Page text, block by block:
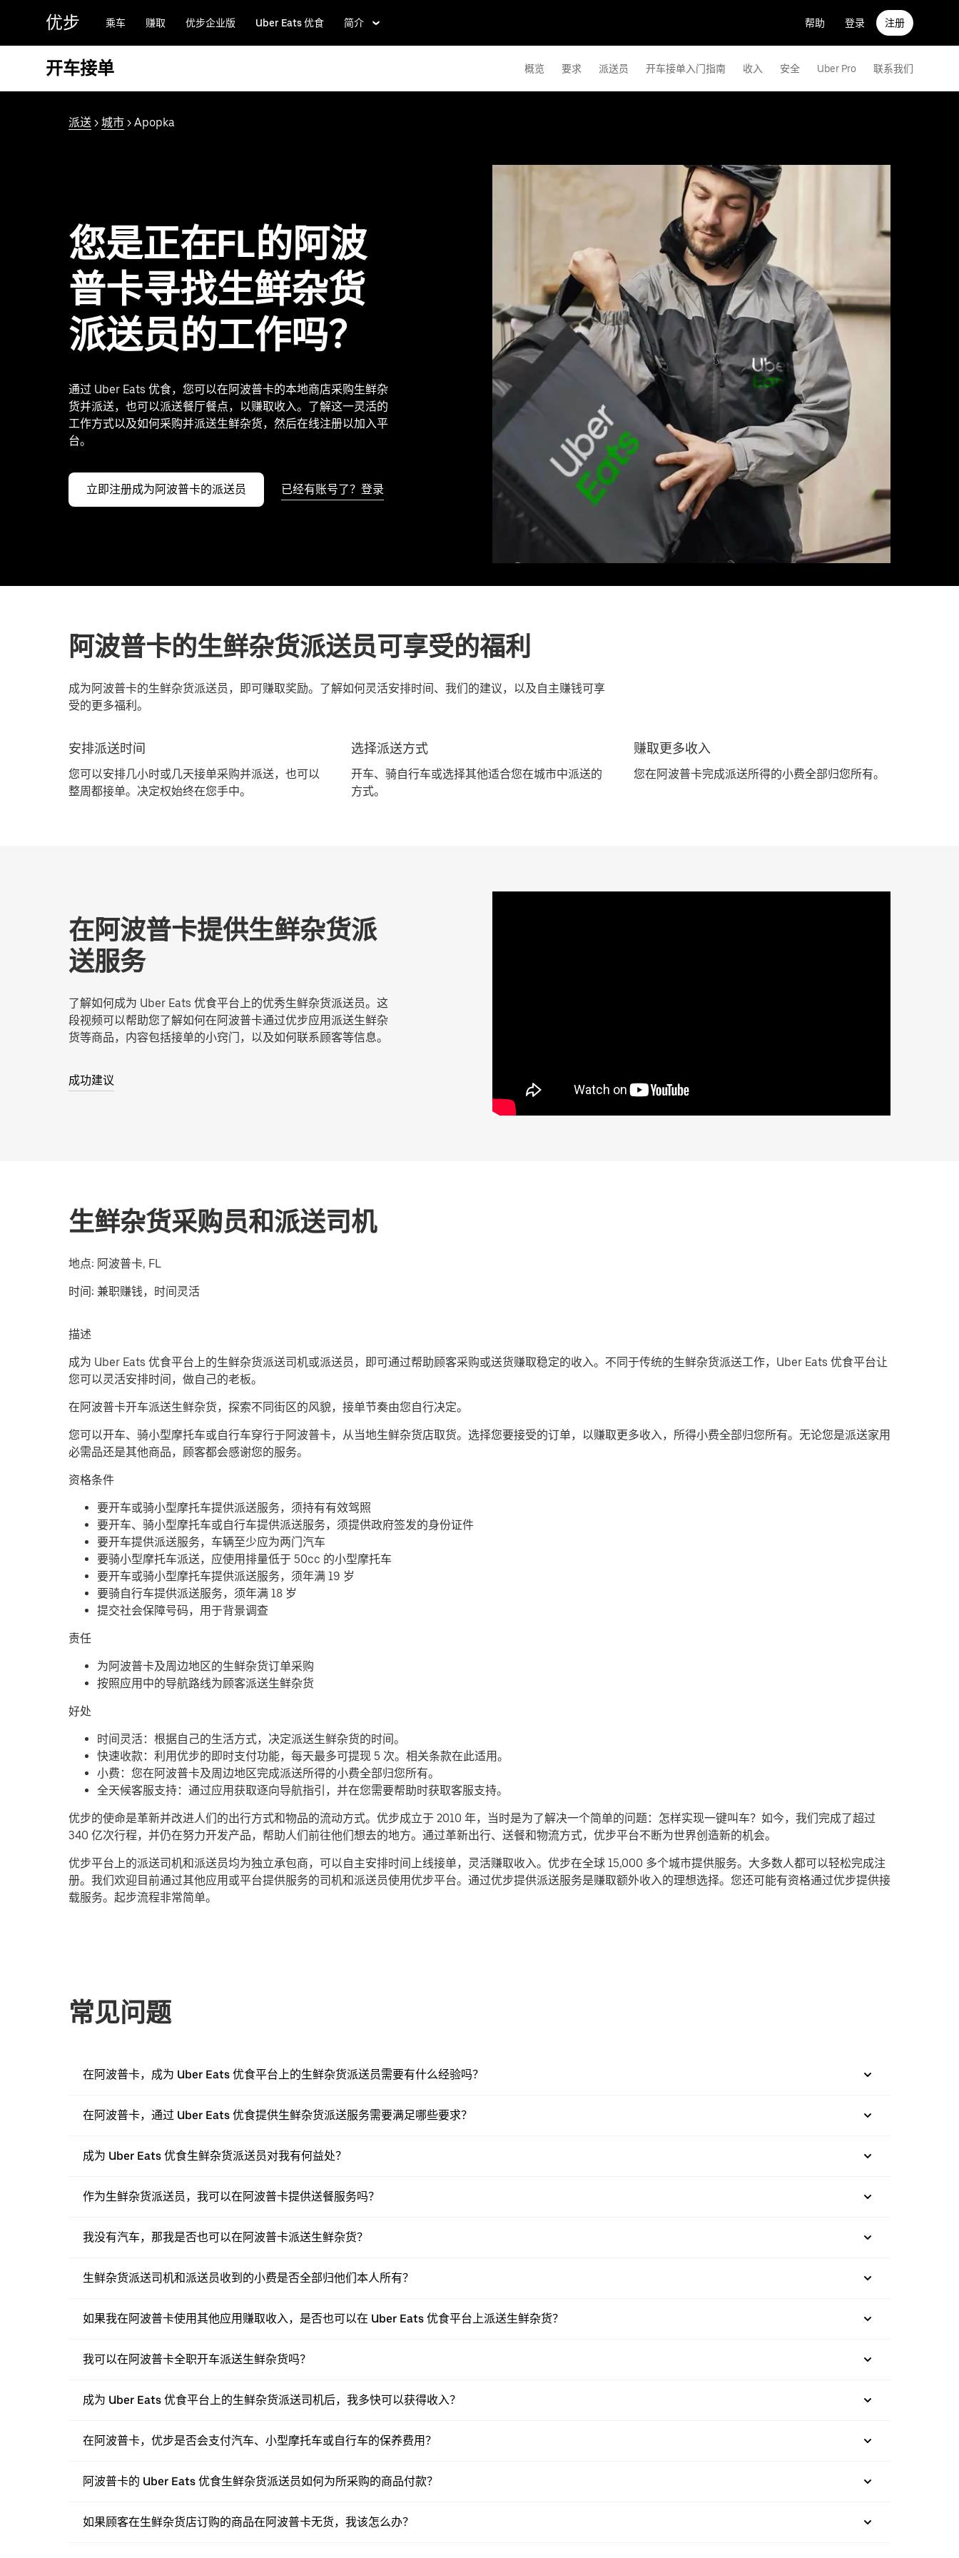
容
优步 乘车 赚取 优步企业版 Uber Eats 优食 简介 帮助 登录 注册
开车接单 概览 要求 派送员 开车接单入门指南 收入 安全 Uber Pro 联系我们
派送 > 城市 > Apopka
您是正在FL的阿波
普卡寻找生鲜杂货
派送员的工作吗？
通过 Uber Eats 优食，您可以在阿波普卡的本地商店采购生鲜杂
货并派送，也可以派送餐厅餐点，以赚取收入。了解这一灵活的
工作方式以及如何采购并派送生鲜杂货，然后在线注册以加入平
台。
立即注册成为阿波普卡的派送员 已经有账号了？登录
阿波普卡的生鲜杂货派送员可享受的福利
成为阿波普卡的生鲜杂货派送员，即可赚取奖励。了解如何灵活安排时间、我们的建议，以及自主赚钱可享
受的更多福利。
安排派送时间
您可以安排几小时或几天接单采购并派送，也可以
整周都接单。决定权始终在您手中。
选择派送方式
开车、骑自行车或选择其他适合您在城市中派送的
方式。
赚取更多收入
您在阿波普卡完成派送所得的小费全部归您所有。
在阿波普卡提供生鲜杂货派
送服务
了解如何成为 Uber Eats 优食平台上的优秀生鲜杂货派送员。这
段视频可以帮助您了解如何在阿波普卡通过优步应用派送生鲜杂
货等商品，内容包括接单的小窍门，以及如何联系顾客等信息。
成功建议
生鲜杂货采购员和派送司机
地点: 阿波普卡, FL
时间: 兼职赚钱，时间灵活
描述
成为 Uber Eats 优食平台上的生鲜杂货派送司机或派送员，即可通过帮助顾客采购或送货赚取稳定的收入。不同于传统的生鲜杂货派送工作，Uber Eats 优食平台让
您可以灵活安排时间，做自己的老板。
在阿波普卡开车派送生鲜杂货，探索不同街区的风貌，接单节奏由您自行决定。
您可以开车、骑小型摩托车或自行车穿行于阿波普卡，从当地生鲜杂货店取货。选择您要接受的订单，以赚取更多收入，所得小费全部归您所有。无论您是派送家用
必需品还是其他商品，顾客都会感谢您的服务。
资格条件
要开车或骑小型摩托车提供派送服务，须持有有效驾照
要开车、骑小型摩托车或自行车提供派送服务，须提供政府签发的身份证件
要开车提供派送服务，车辆至少应为两门汽车
要骑小型摩托车派送，应使用排量低于 50cc 的小型摩托车
要开车或骑小型摩托车提供派送服务，须年满 19 岁
要骑自行车提供派送服务，须年满 18 岁
提交社会保障号码，用于背景调查
责任
为阿波普卡及周边地区的生鲜杂货订单采购
按照应用中的导航路线为顾客派送生鲜杂货
好处
时间灵活：根据自己的生活方式，决定派送生鲜杂货的时间。
快速收款：利用优步的即时支付功能，每天最多可提现 5 次。相关条款在此适用。
小费：您在阿波普卡及周边地区完成派送所得的小费全部归您所有。
全天候客服支持：通过应用获取逐向导航指引，并在您需要帮助时获取客服支持。
优步的使命是革新并改进人们的出行方式和物品的流动方式。优步成立于 2010 年，当时是为了解决一个简单的问题：怎样实现一键叫车？如今，我们完成了超过
340 亿次行程，并仍在努力开发产品，帮助人们前往他们想去的地方。通过革新出行、送餐和物流方式，优步平台不断为世界创造新的机会。
优步平台上的派送司机和派送员均为独立承包商，可以自主安排时间上线接单，灵活赚取收入。优步在全球 15,000 多个城市提供服务。大多数人都可以轻松完成注
册。我们欢迎目前通过其他应用或平台提供服务的司机和派送员使用优步平台。通过优步提供派送服务是赚取额外收入的理想选择。您还可能有资格通过优步提供接
载服务。起步流程非常简单。
常见问题
在阿波普卡，成为 Uber Eats 优食平台上的生鲜杂货派送员需要有什么经验吗？
在阿波普卡，通过 Uber Eats 优食提供生鲜杂货派送服务需要满足哪些要求？
成为 Uber Eats 优食生鲜杂货派送员对我有何益处？
作为生鲜杂货派送员，我可以在阿波普卡提供送餐服务吗？
我没有汽车，那我是否也可以在阿波普卡派送生鲜杂货？
生鲜杂货派送司机和派送员收到的小费是否全部归他们本人所有？
如果我在阿波普卡使用其他应用赚取收入，是否也可以在 Uber Eats 优食平台上派送生鲜杂货？
我可以在阿波普卡全职开车派送生鲜杂货吗？
成为 Uber Eats 优食平台上的生鲜杂货派送司机后，我多快可以获得收入？
在阿波普卡，优步是否会支付汽车、小型摩托车或自行车的保养费用？
阿波普卡的 Uber Eats 优食生鲜杂货派送员如何为所采购的商品付款？
如果顾客在生鲜杂货店订购的商品在阿波普卡无货，我该怎么办？